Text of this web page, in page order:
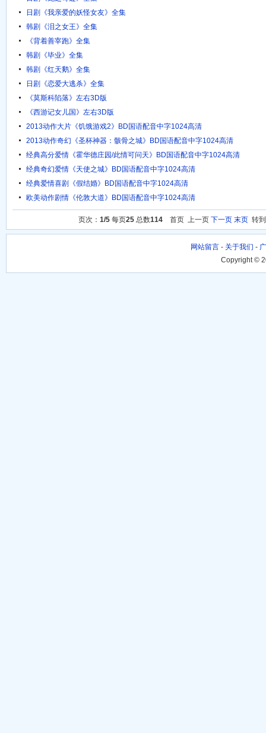
日剧《我亲爱的妖怪女友》全集
韩剧《泪之女王》全集
《背着善宰跑》全集
韩剧《毕业》全集
韩剧《红天鹅》全集
日剧《恋爱大逃杀》全集
《莫斯科陷落》左右3D版
《西游记女儿国》左右3D版
2013动作大片《饥饿游戏2》BD国语配音中字1024高清
2013动作奇幻《圣杯神器：骸骨之城》BD国语配音中字1024高清
经典高分爱情《霍华德庄园/此情可问天》BD国语配音中字1024高清
经典奇幻爱情《天使之城》BD国语配音中字1024高清
经典爱情喜剧《假结婚》BD国语配音中字1024高清
欧美动作剧情《伦敦大道》BD国语配音中字1024高清
页次： 1/5每页25总数114首页 上一页 下一页 末页转
网站留言 - 关于我们 -
Copyright ©